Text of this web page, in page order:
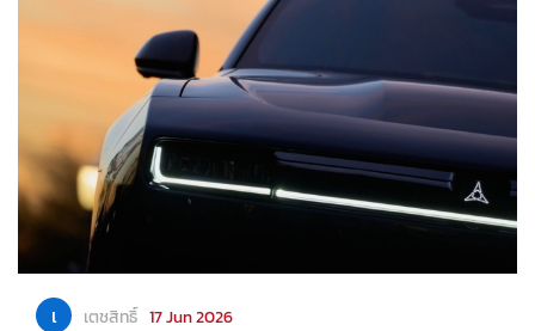
เ เตชสิทธิ์ 17 Jun 2026